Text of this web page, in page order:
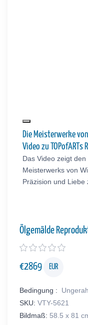
Die Meisterwerke
Video zu
Das Video zeigt
Meisterwerks von
Präzision und Liebe
Ölgemälde
€2869 EUR
Bedingung :
SKU: VTY-5621
Bildmaß: 58.5 x 81